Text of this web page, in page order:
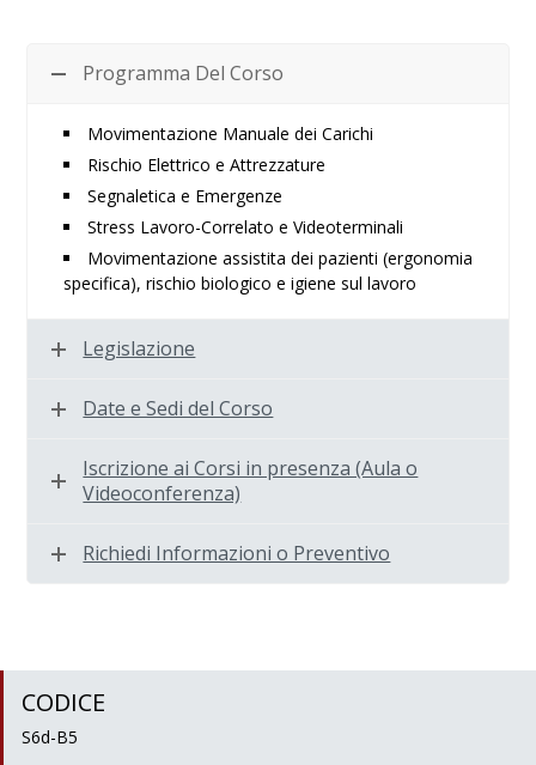
Programma Del Corso
Movimentazione Manuale dei Carichi
Rischio Elettrico e Attrezzature
Segnaletica e Emergenze
Stress Lavoro-Correlato e Videoterminali
Movimentazione assistita dei pazienti (ergonomia
specifica), rischio biologico e igiene sul lavoro
Legislazione
Date e Sedi del Corso
Iscrizione ai Corsi in presenza (Aula o
Videoconferenza)
Richiedi Informazioni o Preventivo
CODICE
S6d-B5